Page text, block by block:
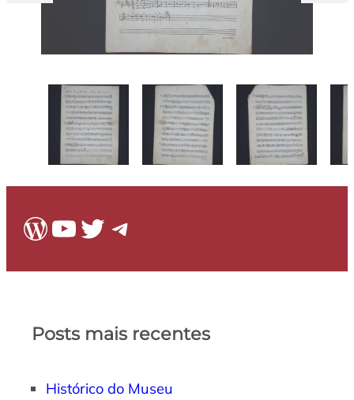
WordPress
Youtube
Twitter
Telegram
Posts mais recentes
Histórico do Museu